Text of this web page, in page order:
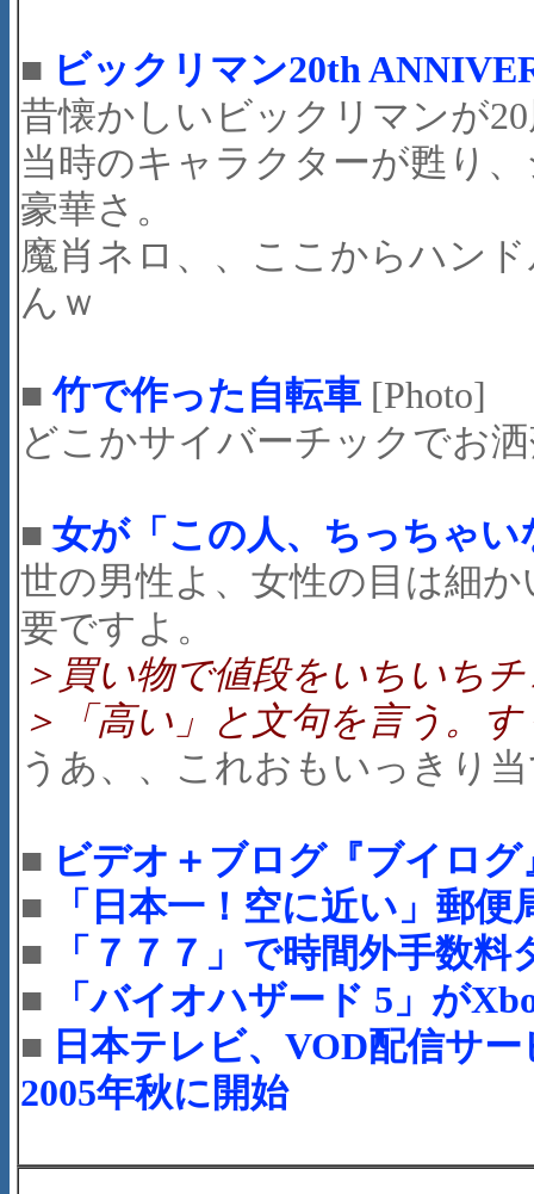
■ ビックリマン20th
昔懐かしいビックリマンが
当時のキャラクターが甦り
豪華さ。
魔肖ネロ、、ここからハン
んｗ
■竹で作った自転車 [Photo]
どこかサイバーチックでお
■ 女が「この人、ちっちゃい
世の男性よ、女性の目は細
要ですよ。
＞買い物で値段をいちいち
＞「高い」と文句を言う。
うあ、、これおもいっきり
■ ビデオ＋ブログ『ブイロ
■
「日本一！空に近い」郵便
■
「７７７」で時間外手数
■
「バイオハザード 5」が
■ 日本テレビ、VOD配信サ
2005年秋に開始